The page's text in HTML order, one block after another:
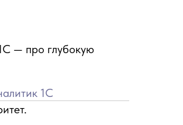
— про глубокую
1С